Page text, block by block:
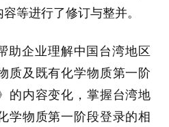
等进行了修订与整并。
助企业理解中国台湾地区
质及既有化学物质第一阶
的内容变化，掌握台湾地
学物质第一阶段登录的相